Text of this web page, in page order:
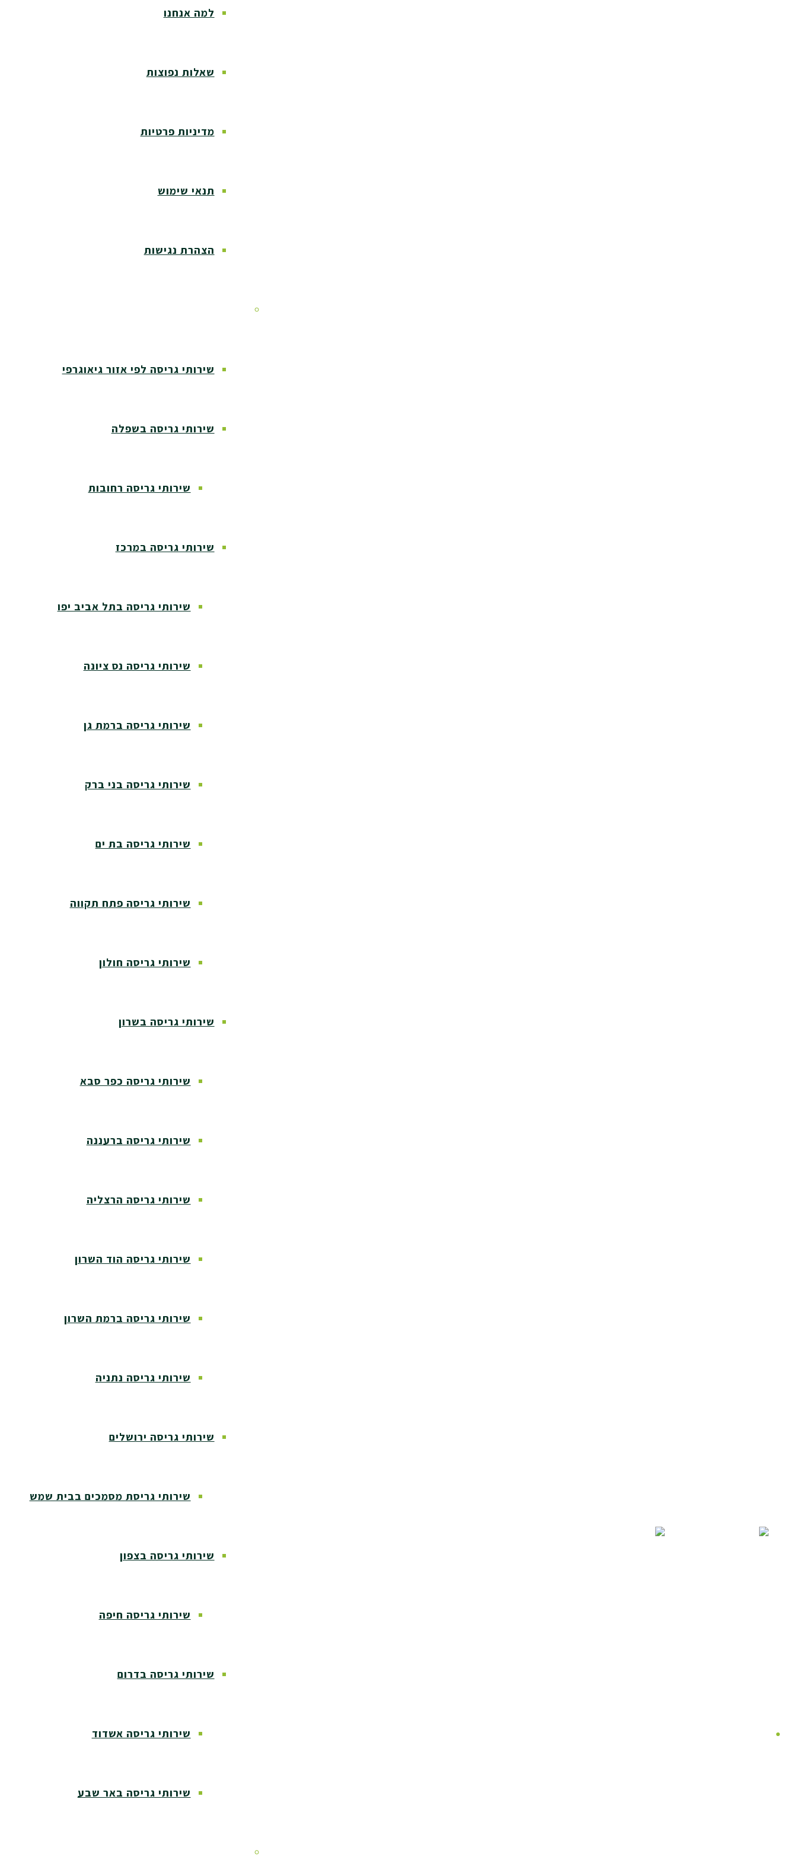
למה אנחנו
שאלות נפוצות
מדיניות פרטיות
תנאי שימוש
הצהרת נגישות
שירותי גריסה לפי אזור גיאוגרפי
שירותי גריסה בשפלה
שירותי גריסה רחובות
שירותי גריסה במרכז
שירותי גריסה בתל אביב יפו
שירותי גריסה נס ציונה
שירותי גריסה ברמת גן
שירותי גריסה בני ברק
שירותי גריסה בת ים
שירותי גריסה פתח תקווה
שירותי גריסה חולון
שירותי גריסה בשרון
שירותי גריסה כפר סבא
שירותי גריסה ברעננה
שירותי גריסה הרצליה
שירותי גריסה הוד השרון
שירותי גריסה ברמת השרון
שירותי גריסה נתניה
שירותי גריסה ירושלים
שירותי גריסת מסמכים בבית שמש
שירותי גריסה בצפון
שירותי גריסה חיפה
שירותי גריסה בדרום
שירותי גריסה אשדוד
שירותי גריסה באר שבע